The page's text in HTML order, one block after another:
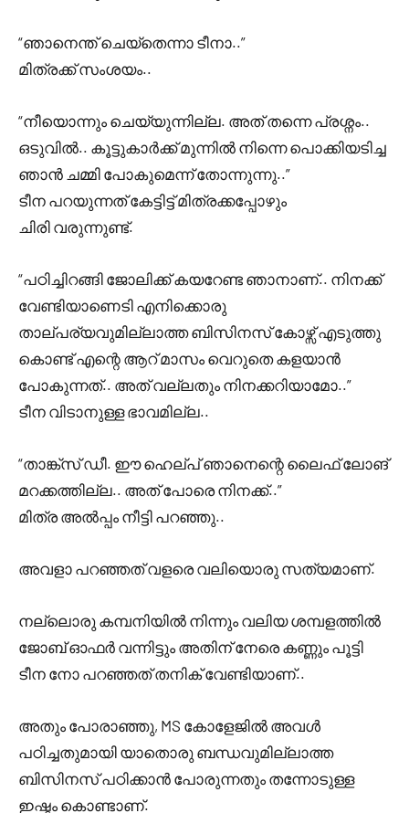
“ഞാനെന്ത് ചെയ്തെന്നാ ടീനാ..”
മിത്രക്ക് സംശയം..
“നീയൊന്നും ചെയ്യുന്നില്ല. അത് തന്നെ പ്രശ്നം..
ഒടുവിൽ.. കൂട്ടുകാർക്ക് മുന്നിൽ നിന്നെ പൊക്കിയടിച്ച
ഞാൻ ചമ്മി പോകുമെന്ന് തോന്നുന്നു..”
ടീന പറയുന്നത് കേട്ടിട്ട് മിത്രക്കപ്പോഴും
ചിരി വരുന്നുണ്ട്.
“പഠിച്ചിറങ്ങി ജോലിക്ക് കയറേണ്ട ഞാനാണ്.. നിനക്ക്
വേണ്ടിയാണെടി എനിക്കൊരു
താല്പര്യവുമില്ലാത്ത ബിസിനസ് കോഴ്സ് എടുത്തു
കൊണ്ട് എന്റെ ആറ് മാസം വെറുതെ കളയാൻ
പോകുന്നത്.. അത് വല്ലതും നിനക്കറിയാമോ..”
ടീന വിടാനുള്ള ഭാവമില്ല..
“താങ്ക്‌സ് ഡീ. ഈ ഹെല്പ് ഞാനെന്റെ ലൈഫ് ലോങ്
മറക്കത്തില്ല.. അത് പോരെ നിനക്ക്..”
മിത്ര അൽപ്പം നീട്ടി പറഞ്ഞു..
അവളാ പറഞ്ഞത് വളരെ വലിയൊരു സത്യമാണ്.
നല്ലൊരു കമ്പനിയിൽ നിന്നും വലിയ ശമ്പളത്തിൽ
ജോബ് ഓഫർ വന്നിട്ടും അതിന് നേരെ കണ്ണും പൂട്ടി
ടീന നോ പറഞ്ഞത് തനിക് വേണ്ടിയാണ്..
അതും പോരാഞ്ഞു, MS കോളേജിൽ അവൾ
പഠിച്ചതുമായി യാതൊരു ബന്ധവുമില്ലാത്ത
ബിസിനസ് പഠിക്കാൻ പോരുന്നതും തന്നോടുള്ള
ഇഷ്ടം കൊണ്ടാണ്.